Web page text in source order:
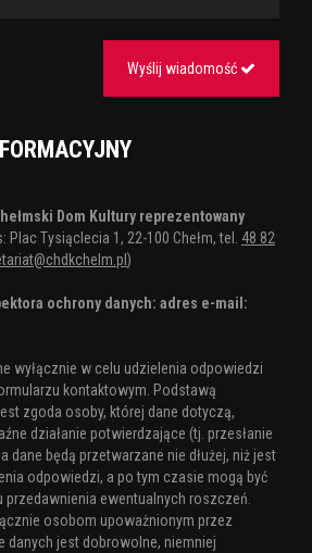
Wyślij wiadomość
Dom Kultury reprezentowany
Plac Tysiąclecia 1, 22-100 Chełm, tel. 48 82
)
ochrony danych: adres e-mail:
wyłącznie w celu udzielenia odpowiedzi
kontaktowym. Podstawą
zgoda osoby, której dane dotyczą,
działanie potwierdzające (tj. przesłanie
dane będą przetwarzane nie dłużej, niż jest
odpowiedzi, a po tym czasie mogą być
przedawnienia ewentualnych roszczeń.
osobom upoważnionym przez
danych jest dobrowolne, niemniej